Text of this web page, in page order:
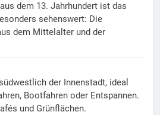
dem 13. Jahrhundert ist das
sehenswert: Die
dem Mittelalter und der
der Innenstadt, ideal
Bootfahren oder Entspannen.
und Grünflächen.